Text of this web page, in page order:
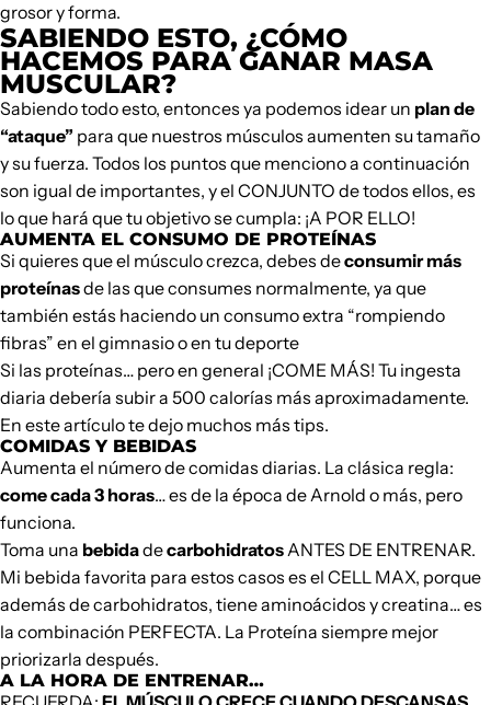
grosor y forma.
SABIENDO ESTO, ¿CÓMO
HACEMOS PARA GANAR MASA
MUSCULAR?
Sabiendo todo esto, entonces ya podemos idear un plan de
“ataque” para que nuestros músculos aumenten su tamaño
y su fuerza. Todos los puntos que menciono a continuación
son igual de importantes, y el CONJUNTO de todos ellos, es
lo que hará que tu objetivo se cumpla: ¡A POR ELLO!
AUMENTA EL CONSUMO DE PROTEÍNAS
Si quieres que el músculo crezca, debes deconsumir más
proteínasde las que consumes normalmente, ya que
también estás haciendo un consumo extra “rompiendo
fibras” en el gimnasio o en tu deporte
Si las proteínas… pero en general ¡COME MÁS! Tu ingesta
diaria debería subir a 500 calorías más aproximadamente.
En este artículote dejo muchos más tips.
COMIDAS Y BEBIDAS
Aumenta el número de comidas diarias. La clásica regla:
come cada 3 horas… es de la época de Arnold o más, pero
funciona.
Toma una bebidadecarbohidratosANTES DE ENTRENAR.
Mi bebida favorita para estos casos es el CELL MAX, porque
además de carbohidratos, tiene aminoácidos y creatina… es
la combinación PERFECTA. La Proteína siempre mejor
priorizarla después.
A LA HORA DE ENTRENAR…